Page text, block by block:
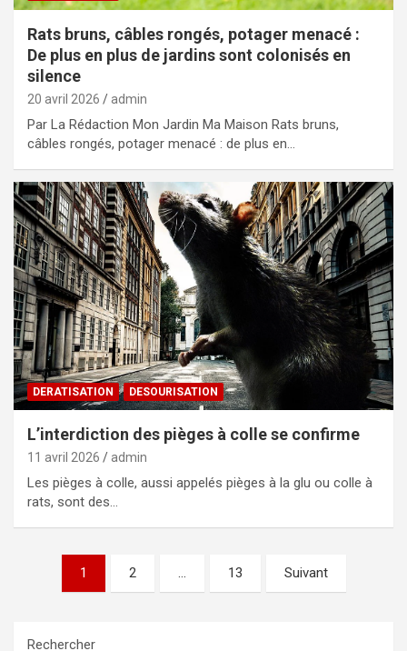
Rats bruns, câbles rongés, potager menacé :
De plus en plus de jardins sont colonisés en
silence
20 avril 2026 admin
Par La Rédaction Mon Jardin Ma Maison Rats bruns,
câbles rongés, potager menacé : de plus en…
DERATISATION DESOURISATION
L’interdiction des pièges à colle se confirme
11 avril 2026 admin
Les pièges à colle, aussi appelés pièges à la glu ou colle à
rats, sont des…
Pagination
1 2 … 13 Suivant
Rechercher